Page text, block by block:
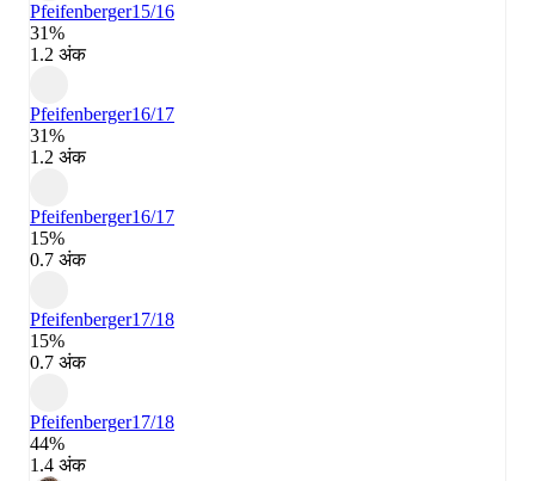
Pfeifenberger15/16
31%
1.2 अंक
Pfeifenberger16/17
31%
1.2 अंक
Pfeifenberger16/17
15%
0.7 अंक
Pfeifenberger17/18
15%
0.7 अंक
Pfeifenberger17/18
44%
1.4 अंक